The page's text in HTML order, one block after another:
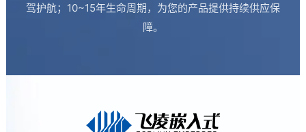
驾护航；10~15年生命周期，为您的产品提供持续供应保
障。